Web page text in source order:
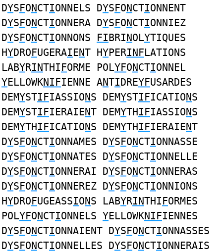
DYSFONCTIONNELS DYSFONCTIONNENT
DYSFONCTIONNERA DYSFONCTIONNIEZ
DYSFONCTIONNONS FIBRINOLYTIQUES
HYDROFUGERAIENT HYPERINFLATIONS
LABYRINTHIFORME POLYFONCTIONNEL
YELLOWKNIFIENNE ANTIDREYFUSARDES
DEMYSTIFIASSIONS DEMYSTIFICATIONS
DEMYSTIFIERAIENT DEMYTHIFIASSIONS
DEMYTHIFICATIONS DEMYTHIFIERAIENT
DYSFONCTIONNAMES DYSFONCTIONNASSE
DYSFONCTIONNATES DYSFONCTIONNELLE
DYSFONCTIONNERAI DYSFONCTIONNERAS
DYSFONCTIONNEREZ DYSFONCTIONNIONS
HYDROFUGEASSIONS LABYRINTHIFORMES
POLYFONCTIONNELS YELLOWKNIFIENNES
DYSFONCTIONNAIENT DYSFONCTIONNASSES
DYSFONCTIONNELLES DYSFONCTIONNERAIS